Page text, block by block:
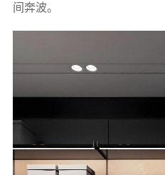
间奔波。